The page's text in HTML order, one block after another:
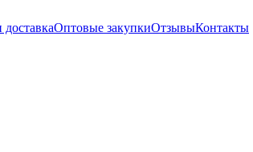
Оптовые закупкиОтзывыКонтакты